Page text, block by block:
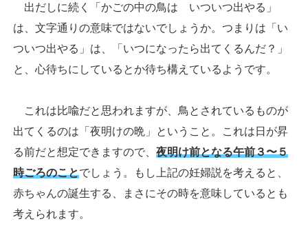
出だしに続く「かごの中の鳥は いついつ出やる」
は、文字通りの意味ではないでしょうか。つまりは「い
ついつ出やる」は、「いつになったら出てくるんだ？」
と、心待ちにしているとか待ち構えているようです。
これは比喩だと思われますが、鳥とされているものが
出てくるのは「夜明けの晩」ということ。これは日が昇
る前だと想定できますので、 夜明け前となる午前３〜５
時ごろのことでしょう。もし上記の妊婦説を考えると、
赤ちゃんの誕生する、まさにその時を意味しているとも
考えられます。